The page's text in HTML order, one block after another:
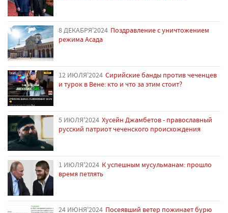
8 ДЕКАБРЯ'2024 Поздравление с уничтожением
режима Асада
12 ИЮЛЯ'2024 Сирийские банды против чеченцев
и турок в Вене: кто и что за этим стоит?
5 ИЮЛЯ'2024 Хусейн Джамбетов - православный
русский патриот чеченского происхождения
1 ИЮЛЯ'2024 К успешным мусульманам: прошло
время петлять
24 ИЮНЯ'2024 Посеявший ветер пожинает бурю